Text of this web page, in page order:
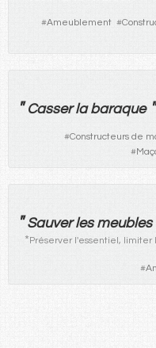
#Ameublement #
" Casser la baraque "
#Constructeurs de
#
" Sauver les meubles
*Préserver l'essentiel, limiter
#